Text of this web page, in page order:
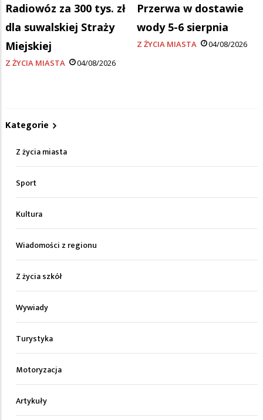
Radiowóz za 300 tys. zł
dla suwalskiej Straży
Miejskiej
Z ŻYCIA MIASTA 04/08/2026
Przerwa w dostawie
wody 5-6 sierpnia
Z ŻYCIA MIASTA 04/08/2026
Kategorie
Z życia miasta
Sport
Kultura
Wiadomości z regionu
Z życia szkół
Wywiady
Turystyka
Motoryzacja
Artykuły